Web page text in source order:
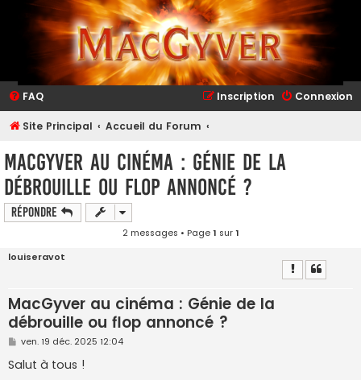
FAQ Connexion
Inscription
Site Principal Accueil du Forum
MacGyver au cinéma : Génie de la
débrouille ou flop annoncé ?
Répondre
2 messages • Page1 sur1
louiseravot
MacGyver au cinéma : Génie de la
débrouille ou flop annoncé ?
M
s
s
ven. 19 déc. 2025 12:04
Salut à tous !